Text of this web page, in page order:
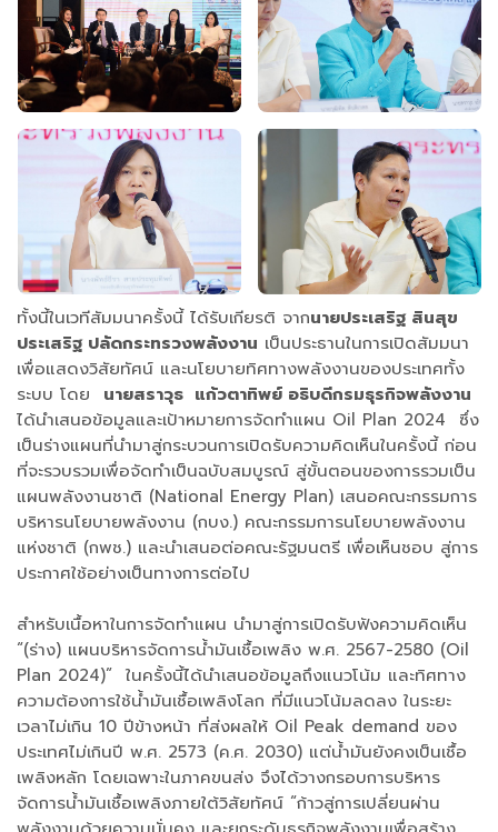
ทั้งนี้ในเวทีสัมมนาครั้งนี้ ได้รับเกียรติ จากนายประเสริฐ สินสุข
ประเสริฐ ปลัดกระทรวงพลังงาน เป็นประธานในการเปิดสัมมนา
เพื่อแสดงวิสัยทัศน์ และนโยบายทิศทางพลังงานของประเทศทั้ง
ระบบ โดย นายสราวุธ แก้วตาทิพย์ อธิบดีกรมธุรกิจพลังงาน
ได้นำเสนอข้อมูลและเป้าหมายการจัดทำแผน Oil Plan 2024 ซึ่ง
เป็นร่างแผนที่นำมาสู่กระบวนการเปิดรับความคิดเห็นในครั้งนี้ ก่อน
ที่จะรวบรวมเพื่อจัดทำเป็นฉบับสมบูรณ์ สู่ขั้นตอนของการรวมเป็น
แผนพลังงานชาติ (National Energy Plan) เสนอคณะกรรมการ
บริหารนโยบายพลังงาน (กบง.) คณะกรรมการนโยบายพลังงาน
แห่งชาติ (กพช.) และนำเสนอต่อคณะรัฐมนตรี เพื่อเห็นชอบ สู่การ
ประกาศใช้อย่างเป็นทางการต่อไป
สำหรับเนื้อหาในการจัดทำแผน นำมาสู่การเปิดรับฟังความคิดเห็น
“(ร่าง) แผนบริหารจัดการน้ำมันเชื้อเพลิง พ.ศ. 2567-2580 (Oil
Plan 2024)” ในครั้งนี้ได้นำเสนอข้อมูลถึงแนวโน้ม และทิศทาง
ความต้องการใช้น้ำมันเชื้อเพลิงโลก ที่มีแนวโน้มลดลง ในระยะ
เวลาไม่เกิน 10 ปีข้างหน้า ที่ส่งผลให้ Oil Peak demand ของ
ประเทศไม่เกินปี พ.ศ. 2573 (ค.ศ. 2030) แต่น้ำมันยังคงเป็นเชื้อ
เพลิงหลัก โดยเฉพาะในภาคขนส่ง จึงได้วางกรอบการบริหาร
จัดการน้ำมันเชื้อเพลิงภายใต้วิสัยทัศน์ “ก้าวสู่การเปลี่ยนผ่าน